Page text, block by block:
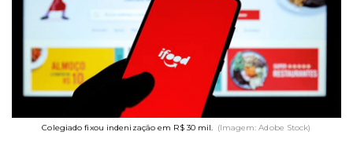
Colegiado fixou indenização em R$ 30 mil. (Imagem: Adobe Stock)